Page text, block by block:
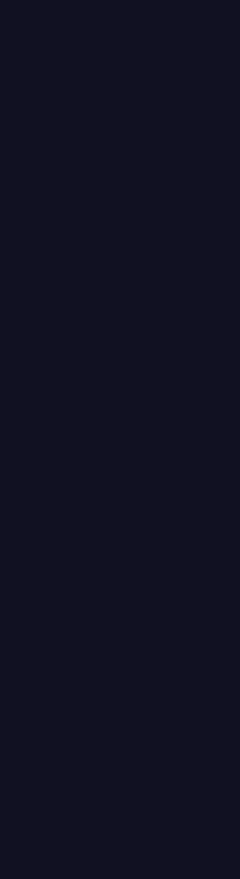
aber es gibt nicht
nicht erst in die